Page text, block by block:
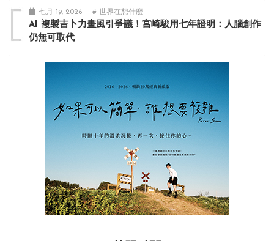
七月 19, 2026 # 世界在想什麼
AI 複製吉卜力畫風引爭議！宮崎駿用七年證明：人腦創作
仍無可取代